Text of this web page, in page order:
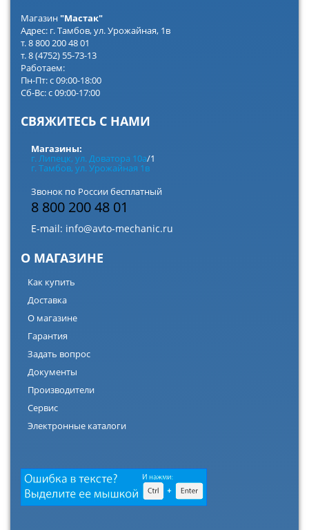
Магазин"Мастак"
Адрес: г. Тамбов, ул. Урожайная, 1в
т. 8 800 200 48 01
т. 8 (4752) 55-73-13
Работаем:
Пн-Пт: с 09:00-18:00
Сб-Вс: с 09:00-17:00
СВЯЖИТЕСЬ С НАМИ
Магазины:
г. Липецк, ул. Доватора 10а/1
г. Тамбов, ул. Урожайная 1в
Звонок по России бесплатный
8 800 200 48 01
E-mail: info@avto-mechanic.ru
О МАГАЗИНЕ
Как купить
Доставка
О магазине
Гарантия
Задать вопрос
Документы
Производители
Сервис
Электронные каталоги